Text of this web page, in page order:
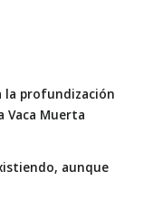
la profundización
Vaca Muerta
aunque